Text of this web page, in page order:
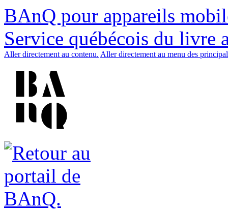
BAnQ pour appareils
Service québécois du livre
Aller directement au contenu. Aller directement au menu des